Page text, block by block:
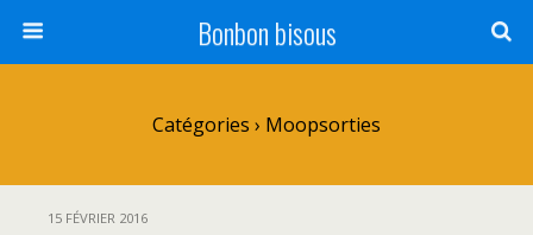
Bonbon bisous
Catégories › Moopsorties
15 FÉVRIER 2016